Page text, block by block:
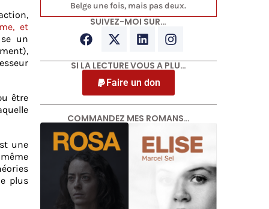
et
un
être
une
plus
Belge une fois, mais pas deux.
SUIVEZ-MOI SUR…
SI LA LECTURE VOUS A PLU…
Faire un don
COMMANDEZ MES ROMANS…